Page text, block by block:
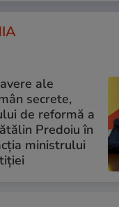
ale
secrete,
de reformă a
Predoiu în
ministrului